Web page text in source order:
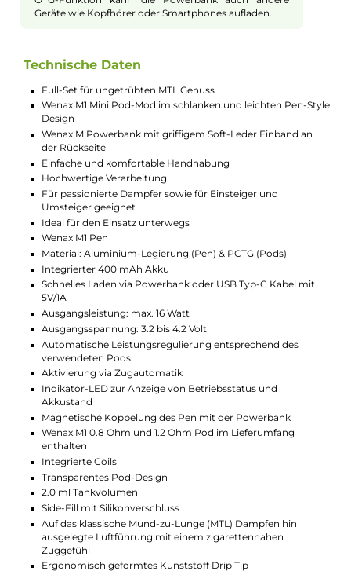
werden. Die Luftführung ist speziell für das MTL
Dampfen ausgelegt, ähnlich dem Zug einer Zigarette.
verbunden werden. Eine LED-Anzeige informiert über
Schutzschaltungen für Sicherheit sorgen.
Pods und Dampferlebnis
Die im Set enthaltenen Wenax M1 Pods sind mit
integrierten Coils ausgestattet, die für ein intensives
Dampferlebnis sorgen. Die Pods haben Widerstände
von 0.8 und 1.2 Ohm, passen zu verschiedenen
Dampfstilen und können bis zu 2.0 ml Liquid fassen.
Ein einfaches Side-Fill-System mit Silikonverschluss
erleichtert das Nachfüllen. Für ein noch
authentischeres Gefühl können zusätzlich Cotton-
Filter eingesetzt werden.
Powerbank und Zusatzfunktionen
Die Wenax M Powerbank mit 2500 mAh ermöglicht
mehrfaches Aufladen des Wenax M1 Mini Pen mit
einem 1A Ladestrom und verlängert so die
Unabhängigkeit von Steckdosen. Die Powerbank
Einband und eine 360° Farb-LED aus, die den
Akkustand in drei Stufen anzeigt. Ein integriertes
dem beiliegenden USB Typ-C auf Typ-C Kabel und der
OTG-Funktion kann die Powerbank auch andere
Geräte wie Kopfhörer oder Smartphones aufladen.
Technische Daten